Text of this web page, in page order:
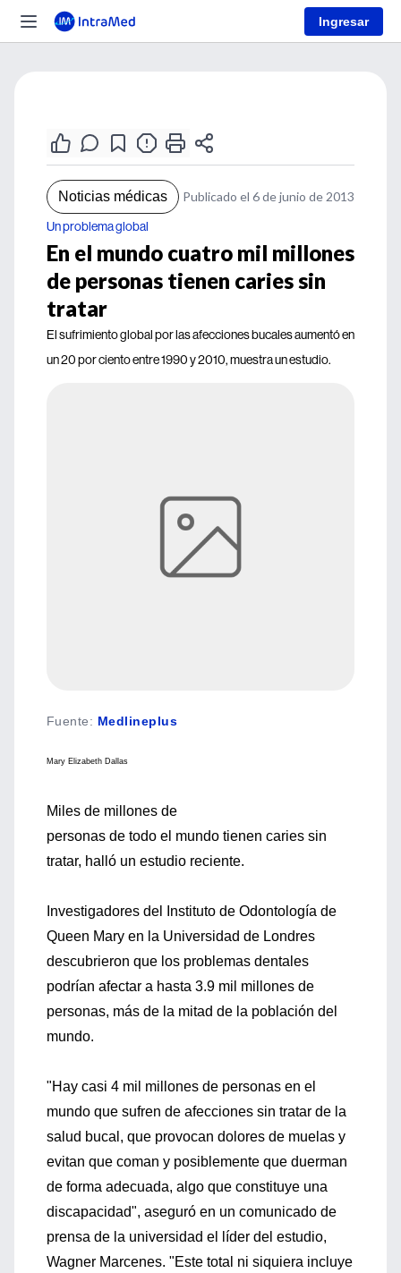
Ingresar
Noticias médicas Publicado el 6 de junio de 2013
Un problema global
En el mundo cuatro mil millones
de personas tienen caries sin
tratar
El sufrimiento global por las afecciones bucales aumentó en
un 20 por ciento entre 1990 y 2010, muestra un estudio.
Fuente: Medlineplus
Mary Elizabeth Dallas
Miles de millones de
personas de todo el mundo tienen caries sin
tratar, halló un estudio reciente.
Investigadores del Instituto de Odontología de
Queen Mary en la Universidad de Londres
descubrieron que los problemas dentales
podrían afectar a hasta 3.9 mil millones de
personas, más de la mitad de la población del
mundo.
"Hay casi 4 mil millones de personas en el
mundo que sufren de afecciones sin tratar de la
salud bucal, que provocan dolores de muelas y
evitan que coman y posiblemente que duerman
de forma adecuada, algo que constituye una
discapacidad", aseguró en un comunicado de
prensa de la universidad el líder del estudio,
Wagner Marcenes. "Este total ni siquiera incluye